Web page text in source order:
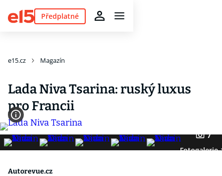
Předplatné
e15.cz Magazín
Lada Niva Tsarina: ruský luxus
pro Francii
7
Fotogalerie
Autorevue.cz